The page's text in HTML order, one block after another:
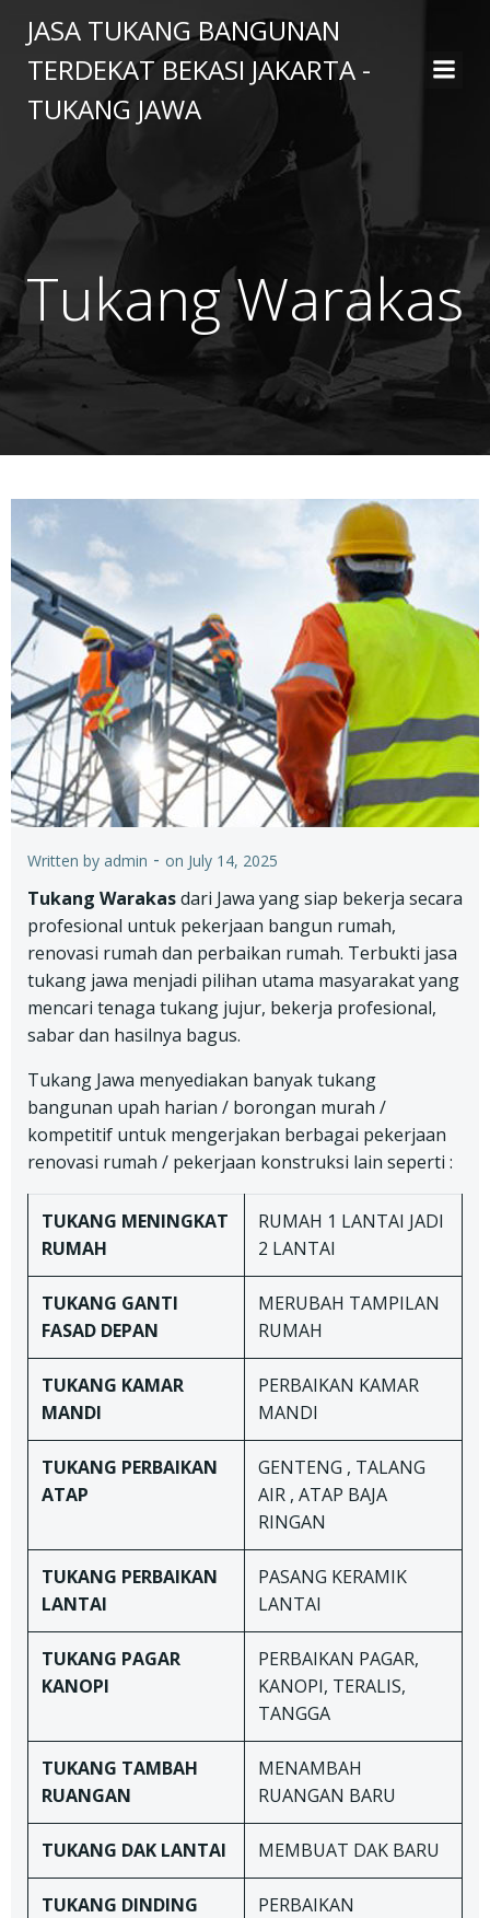
to
content
JASA TUKANG BANGUNAN
TERDEKAT BEKASI JAKARTA -
TUKANG JAWA
Tukang Warakas
Written by admin - on July 14, 2025
Tukang Warakasdari Jawa yang siap bekerja secara
profesional untuk pekerjaan bangun rumah,
renovasi rumah dan perbaikan rumah. Terbukti jasa
tukang jawa menjadi pilihan utama masyarakat yang
mencari tenaga tukang jujur, bekerja profesional,
sabar dan hasilnya bagus.
Tukang Jawa menyediakan banyak tukang
bangunan upah harian / borongan murah /
kompetitif untuk mengerjakan berbagai pekerjaan
renovasi rumah / pekerjaan konstruksi lain seperti :
TUKANG MENINGKAT
RUMAH
RUMAH 1 LANTAI JADI
2 LANTAI
TUKANG GANTI
FASAD DEPAN
MERUBAH TAMPILAN
RUMAH
TUKANG KAMAR
MANDI
PERBAIKAN KAMAR
MANDI
TUKANG PERBAIKAN
ATAP
GENTENG , TALANG
AIR , ATAP BAJA
RINGAN
TUKANG PERBAIKAN
LANTAI
PASANG KERAMIK
LANTAI
TUKANG PAGAR
KANOPI
PERBAIKAN PAGAR,
KANOPI, TERALIS,
TANGGA
TUKANG TAMBAH
RUANGAN
MENAMBAH
RUANGAN BARU
TUKANG DAK LANTAI MEMBUAT DAK BARU
TUKANG DINDING
PERBAIKAN